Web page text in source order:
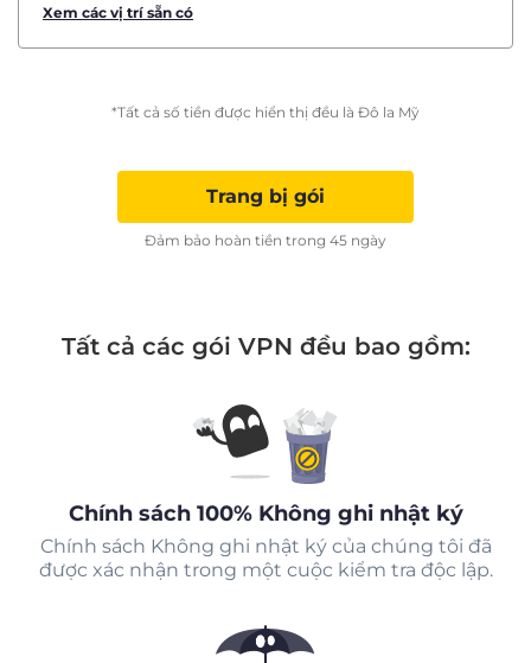
Xem các vị trí sẵn có
*Tất cả số tiền được hiển thị đều là Đô la Mỹ
Trang bị gói
Đảm bảo hoàn tiền trong 45 ngày
Tất cả các gói VPN đều bao gồm:
Chính sách 100% Không ghi nhật ký
Chính sách Không ghi nhật ký của chúng tôi đã
được xác nhận trong một cuộc kiểm tra độc lập.